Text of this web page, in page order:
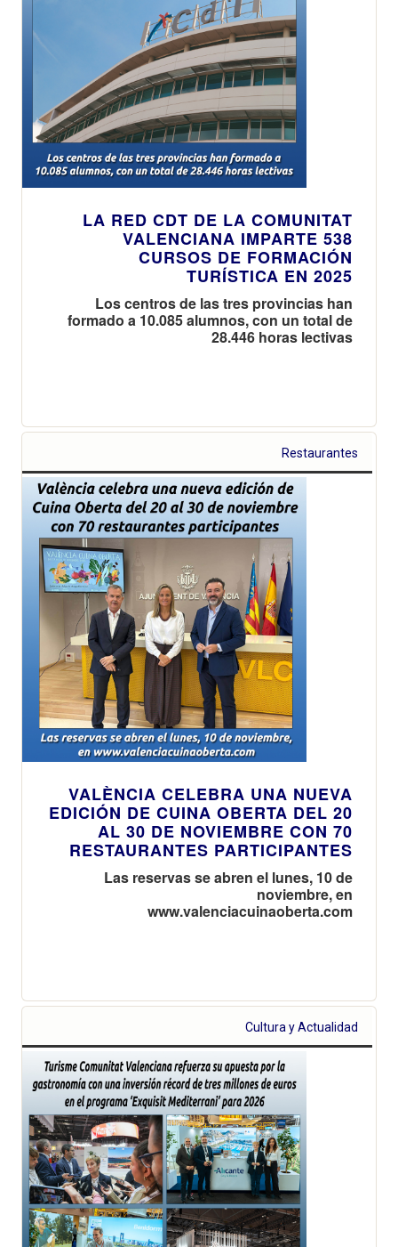
LA RED CDT DE LA COMUNITAT
VALENCIANA IMPARTE 538
CURSOS DE FORMACIÓN
TURÍSTICA EN 2025
Los centros de las tres provincias han
formado a 10.085 alumnos, con un total de
28.446 horas lectivas
Restaurantes
VALÈNCIA CELEBRA UNA NUEVA
EDICIÓN DE CUINA OBERTA DEL 20
AL 30 DE NOVIEMBRE CON 70
RESTAURANTES PARTICIPANTES
Las reservas se abren el lunes, 10 de
noviembre, en
www.valenciacuinaoberta.com
Cultura y Actualidad